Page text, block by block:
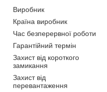
Виробник
Країна виробник
Час безперервної роботи
Гарантійний термін
Захист від короткого
замикання
Захист від
перевантаження